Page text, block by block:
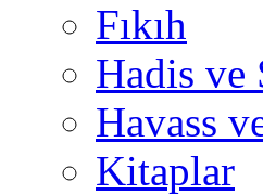
Fıkıh
Hadis ve
Havass
Kitaplar